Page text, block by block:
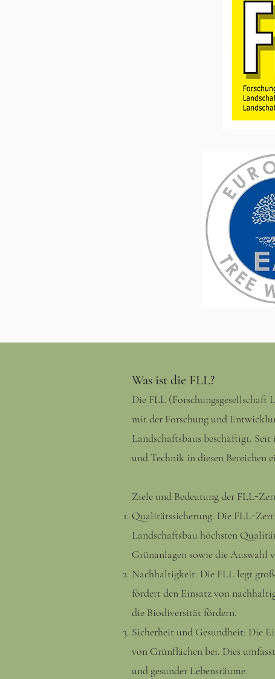
Was ist die FLL?
Die FLL (Forschungsgesellschaft
mit der Forschung und
Landschaftsbaus beschäftigt.
und Technik in diesen Bereichen
Ziele und Bedeutung der FLL-
Qualitätssicherung: Die FLL-
Landschaftsbau höchsten
Grünanlagen sowie die Auswahl
Nachhaltigkeit: Die FLL legt
fördert den Einsatz von
die Biodiversität fördern.
Sicherheit und Gesundheit: Die
von Grünflächen bei. Dies
und gesunder Lebensräume.